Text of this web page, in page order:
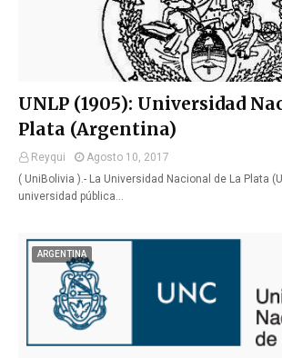
UNLP (1905): Universidad
Plata (Argentina)
Reyqui
Agosto 10, 2017
( UniBolivia ).- La Universidad Nacional de La Plata
universidad pública…
ARGENTINA